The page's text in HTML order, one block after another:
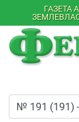
ГАЗЕТА